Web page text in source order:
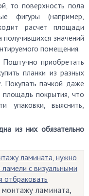
то поверхность пола
фигуры (например,
расчет площади
значений
помещения.
Поштучно приобретать
планки из разных
Покупать пачкой даже
покрытия, что
упаковки, выяснить,
из них обязательно
ламината,